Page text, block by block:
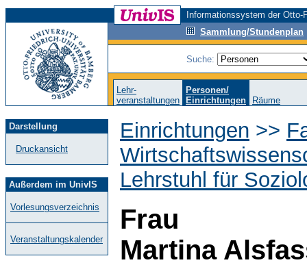
Informationssystem der
Sammlung/Stundenplan
Suche:
Lehr-
veranstaltungen
Personen/
Einrichtungen
Räume
Darstellung
Druckansicht
Außerdem im UnivIS
Vorlesungsverzeichnis
Veranstaltungskalender
Einrichtungen >>
Lehrstuhl für
Frau
Martina